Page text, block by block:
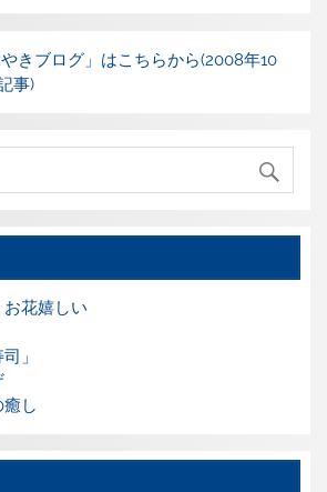
きブログ」はこちらから(2008年10
事)
花嬉しい
」
し